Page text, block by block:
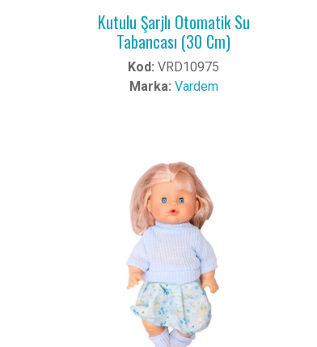
Kutulu Şarjlı Otomatik Su
Tabancası (30 Cm)
Kod: VRD10975
Marka: Vardem